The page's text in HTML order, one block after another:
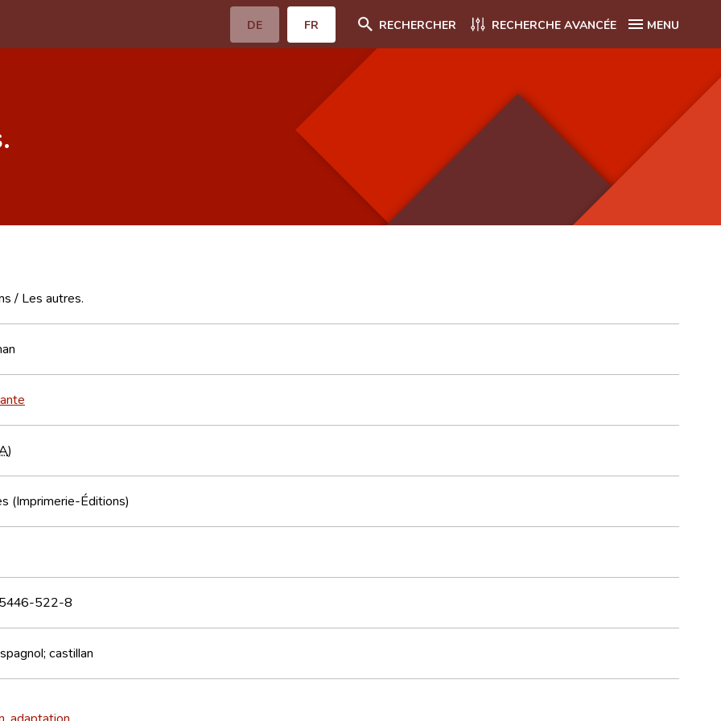
DE FR RECHERCHER RECHERCHE AVANCÉE MENU
/ Les autres.
)
(Imprimerie-Éditions)
522-8
castillan
adaptation